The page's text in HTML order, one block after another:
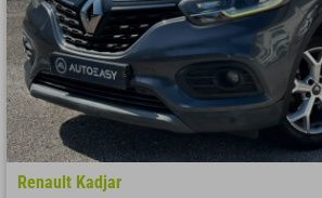
Renault Kadjar